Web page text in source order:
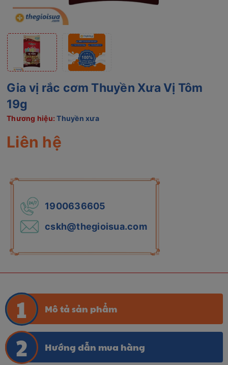
Gia vị rắc cơm Thuyền Xưa Vị Tôm
19g
Thương hiệu:Thuyền xưa
Liên hệ
1900636605
cskh@thegioisua.com
Mô tả sản phẩm
Hướng dẫn mua hàng